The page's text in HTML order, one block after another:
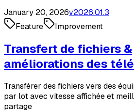
January 20, 2026v2026.01.3
Feature
Improvement
Transfert de fichiers &
améliorations des
Transférer des fichiers vers des
par lot avec vitesse affichée et
partage